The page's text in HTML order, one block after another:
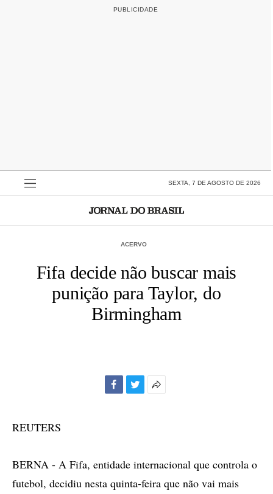
SEXTA, 7 DE AGOSTO DE 2026
ACERVO
Fifa decide não buscar mais
punição para Taylor, do
Birmingham
REUTERS
BERNA - A Fifa, entidade internacional que controla o
futebol, decidiu nesta quinta-feira que não vai mais